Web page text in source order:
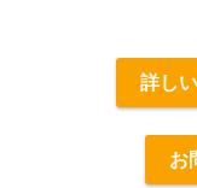
詳し
お